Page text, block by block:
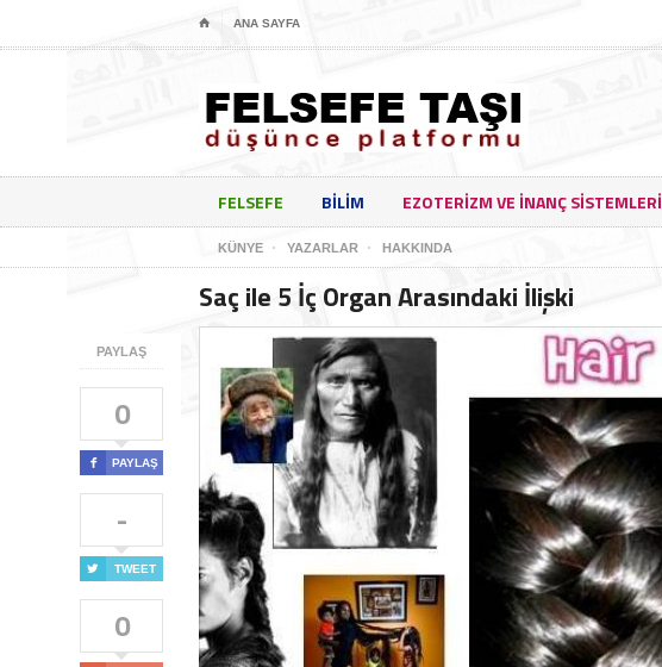
⌂ ANA SAYFA
FELSEFE BILIM EZOTERIZM VE INANÇ SISTEMLERI
KÜNYE YAZARLAR HAKKINDA
PAYLAŞ
0
 PAYLAŞ
-
 TWEET
0
Saç ile 5 İç Organ Arasındaki İlişki